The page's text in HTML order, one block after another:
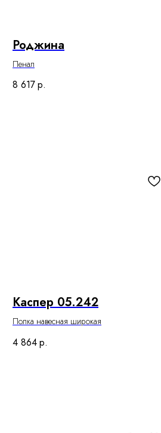
Роджина
Пенал
8 617р.
Каспер 05.242
Полка навесная широкая
4 864р.